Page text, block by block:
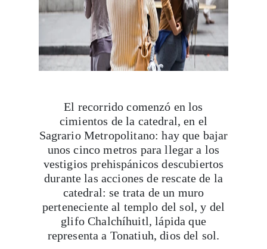
El recorrido comenzó en los
cimientos de la catedral, en el
Sagrario Metropolitano: hay que bajar
unos cinco metros para llegar a los
vestigios prehispánicos descubiertos
durante las acciones de rescate de la
catedral: se trata de un muro
perteneciente al templo del sol, y del
glifo Chalchíhuitl, lápida que
representa a Tonatiuh, dios del sol.